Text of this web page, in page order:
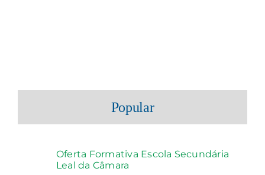
Popular
Oferta Formativa Escola Secundária
Leal da Câmara